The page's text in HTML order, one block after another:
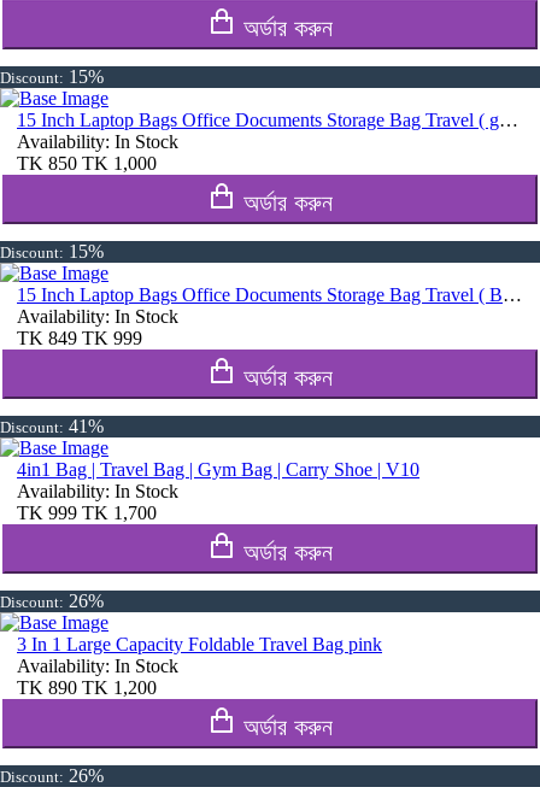
অর্ডার করুন
Discount: 15%
15 Inch Laptop Bags Office Documents Storage Bag Travel ( gray )
Availability: In Stock
TK 850 TK 1,000
অর্ডার করুন
Discount: 15%
15 Inch Laptop Bags Office Documents Storage Bag Travel ( Blue )
Availability: In Stock
TK 849 TK 999
অর্ডার করুন
Discount: 41%
4in1 Bag | Travel Bag | Gym Bag | Carry Shoe | V10
Availability: In Stock
TK 999 TK 1,700
অর্ডার করুন
Discount: 26%
3 In 1 Large Capacity Foldable Travel Bag pink
Availability: In Stock
TK 890 TK 1,200
অর্ডার করুন
Discount: 26%